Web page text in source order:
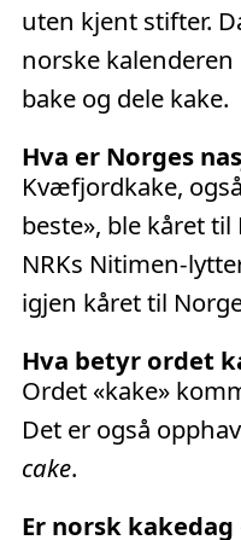
uten kjent stifter.
norske
bake og dele kake.
Hva er Norges
Kvæfjordkake,
beste», ble kåret
NRKs Nitimen-
igjen kåret til
Hva betyr ordet
Ordet «kake»
Det er også
cake.
Er norsk